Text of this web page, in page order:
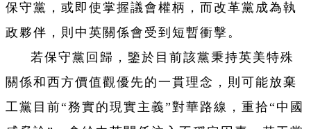
保守黨，或即使掌握議會權柄，而改革黨成為執
政夥伴，則中英關係會受到短暫衝擊。
若保守黨回歸，鑒於目前該黨秉持英美特殊
關係和西方價值觀優先的一貫理念，則可能放棄
工黨目前“務實的現實主義”對華路線，重拾“中國